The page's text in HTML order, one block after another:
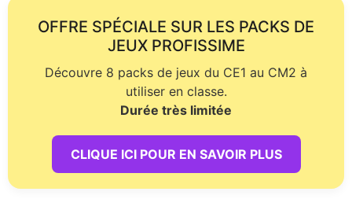
OFFRE SPÉCIALE SUR LES PACKS DE
JEUX PROFISSIME
Découvre 8 packs de jeux du CE1 au CM2 à
utiliser en classe.
Durée très limitée
CLIQUE ICI POUR EN SAVOIR PLUS